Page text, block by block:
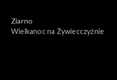
Ziarno
Wielkanoc na Żywiecczyźnie